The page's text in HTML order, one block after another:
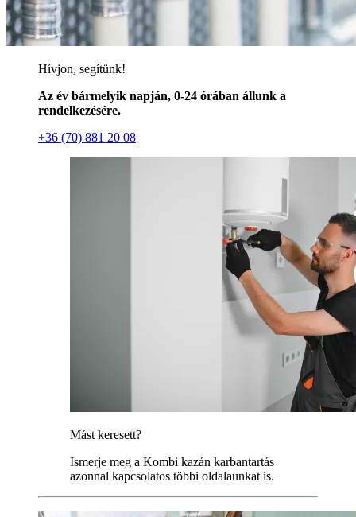
Hívjon, segítünk!
Az év bármelyik napján, 0-24 órában állunk a
rendelkezésére.
+36 (70) 881 20 08
Mást keresett?
Ismerje meg a Kombi kazán karbantartás
azonnal kapcsolatos többi oldalaunkat is.